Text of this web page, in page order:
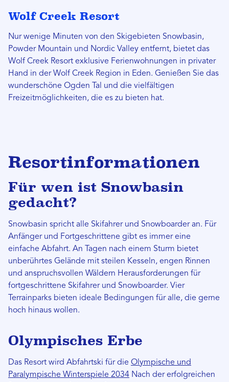
Wolf Creek Resort
Nur wenige Minuten von den Skigebieten Snowbasin,
Powder Mountain und Nordic Valley entfernt, bietet das
Wolf Creek Resort exklusive Ferienwohnungen in privater
Hand in der Wolf Creek Region in Eden. Genießen Sie das
wunderschöne Ogden Tal und die vielfältigen
Freizeitmöglichkeiten, die es zu bieten hat.
Resortinformationen
Für wen ist Snowbasin
gedacht?
Snowbasin spricht alle Skifahrer und Snowboarder an. Für
Anfänger und Fortgeschrittene gibt es immer eine
einfache Abfahrt. An Tagen nach einem Sturm bietet
unberührtes Gelände mit steilen Kesseln, engen Rinnen
und anspruchsvollen Wäldern Herausforderungen für
fortgeschrittene Skifahrer und Snowboarder. Vier
Terrainparks bieten ideale Bedingungen für alle, die gerne
hoch hinaus wollen.
Olympisches Erbe
Das Resort wird Abfahrtski für die Olympische und
Paralympische Winterspiele 2034 Nach der erfolgreichen